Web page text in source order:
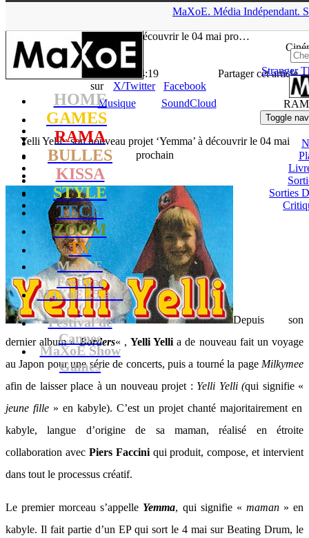
MaXoE. Média Indépendant.
HOME
GAMES
RAMA
BULLES
KISSA
STYLE
TECH
ZOOM
TV
MaXoE
Festival
MaXoE 25 ans
!
Festival de
Cannes
MaXoE Show
Games
Ciné
Stranger
Toggle
Sorties
projet ‘Yemma’ à découvrir le 04 mai pro…
- 20.04.15, 14:19
Partager cet article
sur
X/Twitter
Facebook
Musique
SoundCloud
Yelli Yelli : son nouveau projet ‘Yemma’ à découvrir le 04 mai
prochain
Depuis son
dernier album «Borders« , Yelli Yelli a de nouveau fait un voyage
au Japon pour une série de concerts, puis a tourné la page Milkymee
afin de laisser place à un nouveau projet : Yelli Yelli (qui signifie «
jeune fille » en kabyle). C’est un projet chanté majoritairement en
kabyle, langue d’origine de sa maman, réalisé en étroite
collaboration avec Piers Facciniqui produit, compose, et intervient
dans tout le processus créatif.
Le premier morceau s’appelle Yemma, qui signifie « maman» en
kabyle. Il fait partie d’un EP qui sort le 4 mai sur Beating Drum, le